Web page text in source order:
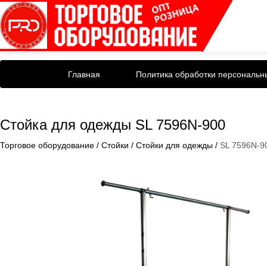
Главная Политика обработки
Стойка для одежды SL 7596N-900
Торговое оборудование / Стойки / Стойки для одежды / SL 7596N-